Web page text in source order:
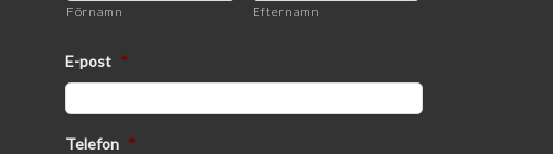
Förnamn Efternamn
E-post *
Telefon *